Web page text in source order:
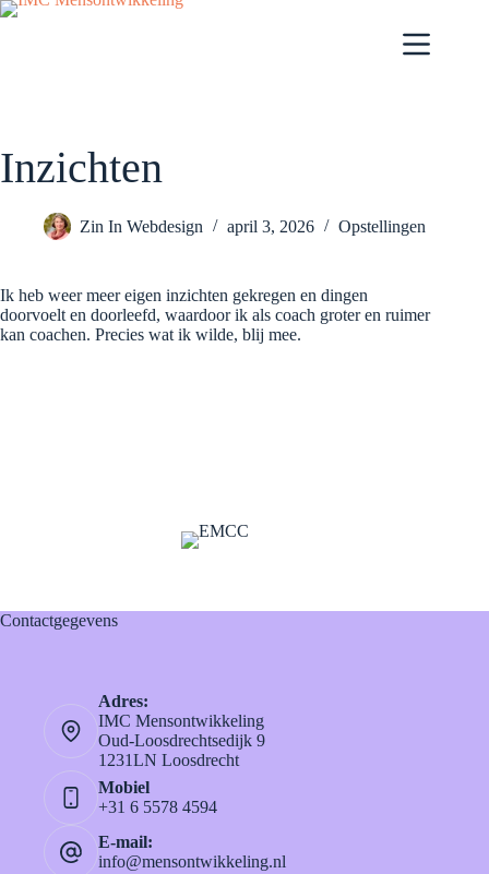
Ga
Inzichten
Zin In Webdesign april 3, 2026 Opstellingen
Ik heb weer meer eigen inzichten gekregen en dingen
doorvoelt en doorleefd, waardoor ik als coach groter en ruimer
kan coachen. Precies wat ik wilde, blij mee.
Contactgegevens
Adres:
IMC Mensontwikkeling
Oud-Loosdrechtsedijk 9
1231LN Loosdrecht
Mobiel
+31 6 5578 4594
E-mail:
info@mensontwikkeling.nl